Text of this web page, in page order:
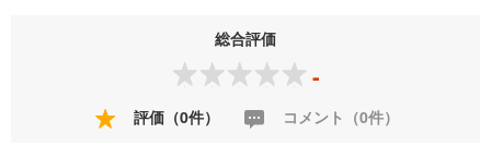
総合評価
-
評価（0件） コメント（0件）